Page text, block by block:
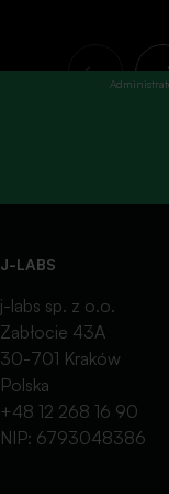
J-LABS
j-labs sp. z o.o.
Zabłocie 43A
30-701 Kraków
Polska
+48 12 268 16 90
NIP: 6793048386